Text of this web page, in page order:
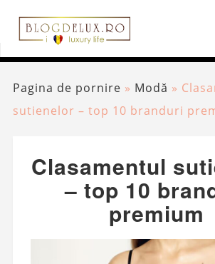
Pagina de pornire » Modă »
sutienelor – top 10 branduri
Clasamentul
– top 10
premium